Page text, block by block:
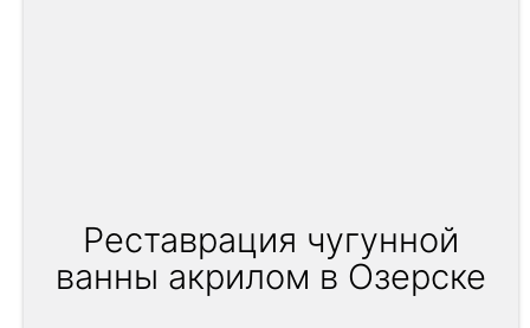
Реставрация чугунной
ванны акрилом в Озерске